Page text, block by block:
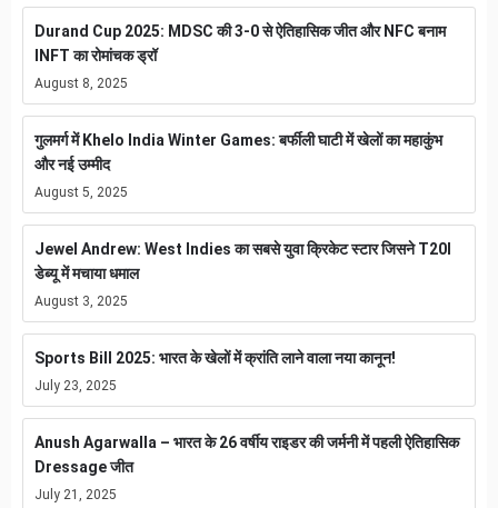
Durand Cup 2025: MDSC की 3-0 से ऐतिहासिक जीत और NFC बनाम
INFT का रोमांचक ड्रॉ
August 8, 2025
गुलमर्ग में Khelo India Winter Games: बर्फीली घाटी में खेलों का महाकुंभ
और नई उम्मीद
August 5, 2025
Jewel Andrew: West Indies का सबसे युवा क्रिकेट स्टार जिसने T20I
डेब्यू में मचाया धमाल
August 3, 2025
Sports Bill 2025: भारत के खेलों में क्रांति लाने वाला नया कानून!
July 23, 2025
Anush Agarwalla – भारत के 26 वर्षीय राइडर की जर्मनी में पहली ऐतिहासिक
Dressage जीत
July 21, 2025